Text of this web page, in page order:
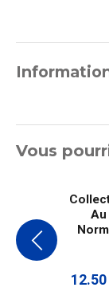
Vous
Au
12.50